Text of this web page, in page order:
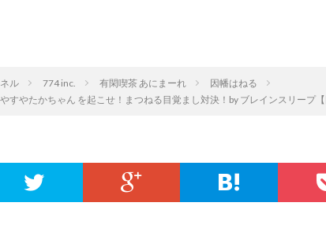
ル 774 inc. 有閑喫茶 あにまーれ
因幡はねる
すやたかちゃん を起こせ！まつねる目覚まし対決！by ブレインスリープ